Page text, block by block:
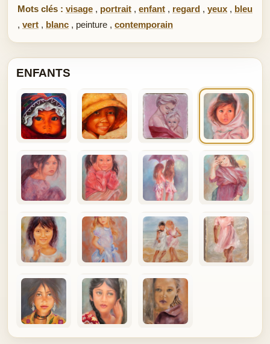
Mots clés : visage , portrait , enfant , regard , yeux , bleu
, vert , blanc , peinture , contemporain
ENFANTS